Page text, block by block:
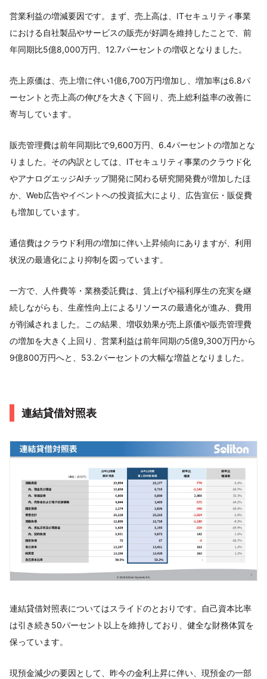
営業利益の増減要因です。まず、売上高は、ITセキュリティ事業
における自社製品やサービスの販売が好調を維持したことで、前
年同期比5億8,000万円、12.7パーセントの増収となりました。
売上原価は、売上増に伴い1億6,700万円増加し、増加率は6.8パ
ーセントと売上高の伸びを大きく下回り、売上総利益率の改善に
寄与しています。
販売管理費は前年同期比で9,600万円、6.4パーセントの増加とな
りました。その内訳としては、ITセキュリティ事業のクラウド化
やアナログエッジAIチップ開発に関わる研究開発費が増加したほ
か、Web広告やイベントへの投資拡大により、広告宣伝・販促費
も増加しています。
通信費はクラウド利用の増加に伴い上昇傾向にありますが、利用
状況の最適化により抑制を図っています。
一方で、人件費等・業務委託費は、賃上げや福利厚生の充実を継
続しながらも、生産性向上によるリソースの最適化が進み、費用
が削減されました。この結果、増収効果が売上原価や販売管理費
の増加を大きく上回り、営業利益は前年同期の5億9,300万円から
9億800万円へと、53.2パーセントの大幅な増益となりました。
連結貸借対照表
連結貸借対照表についてはスライドのとおりです。自己資本比率
は引き続き50パーセント以上を維持しており、健全な財務体質を
保っています。
現預金減少の要因として、昨今の金利上昇に伴い、現預金の一部